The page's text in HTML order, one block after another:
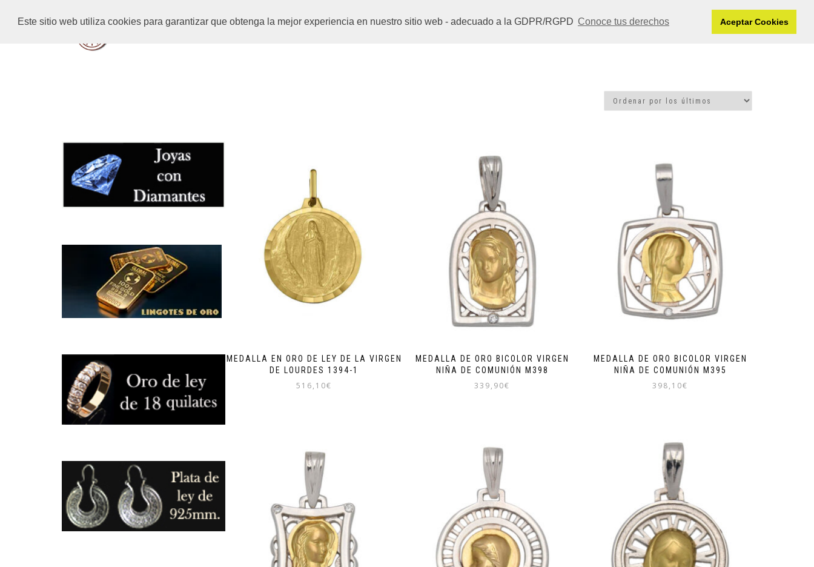
Este sitio web utiliza cookies para garantizar que obtenga la mejor experiencia en nuestro sitio web - adecuado a la GDPR/RGPD Conoce tus derechos Aceptar Cookies
MEDALLA EN ORO DE LEY DE LA VIRGEN
DE LOURDES 1394-1
516,10€
MEDALLA DE ORO BICOLOR VIRGEN
NIÑA DE COMUNIÓN M398
339,90€
MEDALLA DE ORO BICOLOR VIRGEN
NIÑA DE COMUNIÓN M395
398,10€